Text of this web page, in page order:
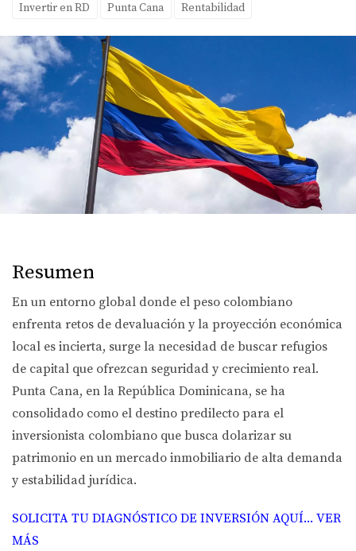
Invertir en RD
Punta Cana Rentabilidad
Resumen
En un entorno global donde el peso colombiano
enfrenta retos de devaluación y la proyección económica
local es incierta, surge la necesidad de buscar refugios
de capital que ofrezcan seguridad y crecimiento real.
Punta Cana, en la República Dominicana, se ha
consolidado como el destino predilecto para el
inversionista colombiano que busca dolarizar su
patrimonio en un mercado inmobiliario de alta demanda
y estabilidad jurídica.
SOLICITA TU DIAGNÓSTICO DE INVERSIÓN AQUÍ... VER
MÁS